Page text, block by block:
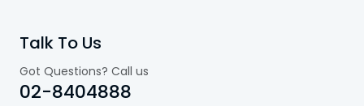
Talk To Us
Got Questions? Call us
02-8404888